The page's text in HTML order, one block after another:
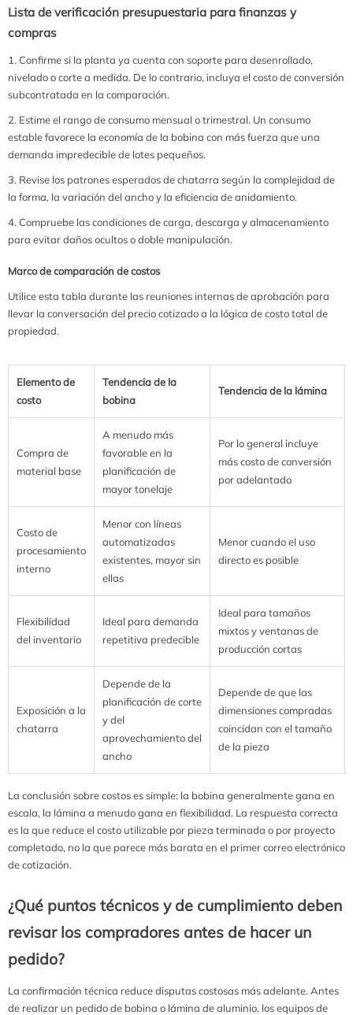
Lista de verificación presupuestaria para finanzas y
compras
Confirme si la planta ya cuenta con soporte para desenrollado,
nivelado o corte a medida. De lo contrario, incluya el costo de conversión
subcontratada en la comparación.
Estime el rango de consumo mensual o trimestral. Un consumo
estable favorece la economía de la bobina con más fuerza que una
demanda impredecible de lotes pequeños.
Revise los patrones esperados de chatarra según la complejidad de
la forma, la variación del ancho y la eficiencia de anidamiento.
Compruebe las condiciones de carga, descarga y almacenamiento
para evitar daños ocultos o doble manipulación.
Marco de comparación de costos
Utilice esta tabla durante las reuniones internas de aprobación para
llevar la conversación del precio cotizado a la lógica de costo total de
propiedad.
Elemento de
costo
Tendencia de la
bobina
Tendencia de la lámina
Compra de
material base
A menudo más
favorable en la
planificación de
mayor tonelaje
Por lo general incluye
más costo de conversión
por adelantado
Costo de
procesamiento
interno
Menor con líneas
automatizadas
existentes, mayor sin
ellas
Menor cuando el uso
directo es posible
Flexibilidad
del inventario
Ideal para demanda
repetitiva predecible
Ideal para tamaños
mixtos y ventanas de
producción cortas
Exposición a la
chatarra
Depende de la
planificación de corte
y del
aprovechamiento del
ancho
Depende de que las
dimensiones compradas
coincidan con el tamaño
de la pieza
La conclusión sobre costos es simple: la bobina generalmente gana en
escala, la lámina a menudo gana en flexibilidad. La respuesta correcta
es la que reduce el costo utilizable por pieza terminada o por proyecto
completado, no la que parece más barata en el primer correo electrónico
de cotización.
¿Qué puntos técnicos y de cumplimiento deben
revisar los compradores antes de hacer un
pedido?
La confirmación técnica reduce disputas costosas más adelante. Antes
de realizar un pedido de bobina o lámina de aluminio, los equipos de